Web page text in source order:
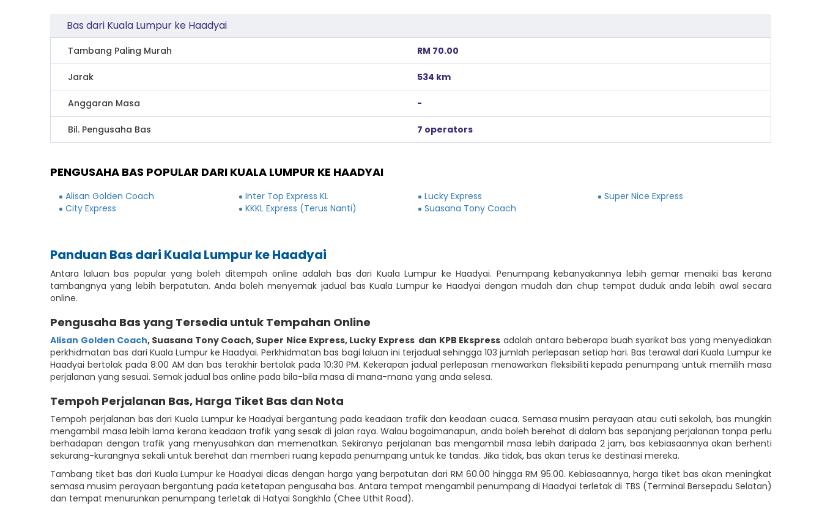
Bas dari Kuala Lumpur ke Haadyai
Tambang Paling Murah RM 70.00
Jarak 534 km
Anggaran Masa -
Bil. Pengusaha Bas 7 operators
PENGUSAHA BAS POPULAR DARI KUALA LUMPUR KE HAADYAI
Alisan Golden Coach
City Express
Inter Top Express KL
KKKL Express (Terus Nanti)
Lucky Express
Suasana Tony Coach
Super Nice Express
Panduan Bas dari Kuala Lumpur ke Haadyai
Antara laluan bas popular yang boleh ditempah online adalah bas dari Kuala Lumpur ke Haadyai. Penumpang kebanyakannya lebih gemar menaiki bas kerana
tambangnya yang lebih berpatutan. Anda boleh menyemak jadual bas Kuala Lumpur ke Haadyai dengan mudah dan chup tempat duduk anda lebih awal secara
online.
Pengusaha Bas yang Tersedia untuk Tempahan Online
Alisan Golden Coach, Suasana Tony Coach, Super Nice Express, Lucky Express dan KPB Ekspress adalah antara beberapa buah syarikat bas yang menyediakan
perkhidmatan bas dari Kuala Lumpur ke Haadyai. Perkhidmatan bas bagi laluan ini terjadual sehingga 103 jumlah perlepasan setiap hari. Bas terawal dari Kuala Lumpur ke
Haadyai bertolak pada 8:00 AM dan bas terakhir bertolak pada 10:30 PM. Kekerapan jadual perlepasan menawarkan fleksibiliti kepada penumpang untuk memilih masa
perjalanan yang sesuai. Semak jadual bas online pada bila-bila masa di mana-mana yang anda selesa.
Tempoh Perjalanan Bas, Harga Tiket Bas dan Nota
Tempoh perjalanan bas dari Kuala Lumpur ke Haadyai bergantung pada keadaan trafik dan keadaan cuaca. Semasa musim perayaan atau cuti sekolah, bas mungkin
mengambil masa lebih lama kerana keadaan trafik yang sesak di jalan raya. Walau bagaimanapun, anda boleh berehat di dalam bas sepanjang perjalanan tanpa perlu
berhadapan dengan trafik yang menyusahkan dan memenatkan. Sekiranya perjalanan bas mengambil masa lebih daripada 2 jam, bas kebiasaannya akan berhenti
sekurang-kurangnya sekali untuk berehat dan memberi ruang kepada penumpang untuk ke tandas. Jika tidak, bas akan terus ke destinasi mereka.
Tambang tiket bas dari Kuala Lumpur ke Haadyai dicas dengan harga yang berpatutan dari RM 60.00 hingga RM 95.00. Kebiasaannya, harga tiket bas akan meningkat
semasa musim perayaan bergantung pada ketetapan pengusaha bas. Antara tempat mengambil penumpang di Haadyai terletak di TBS (Terminal Bersepadu Selatan)
dan tempat menurunkan penumpang terletak di Hatyai Songkhla (Chee Uthit Road).